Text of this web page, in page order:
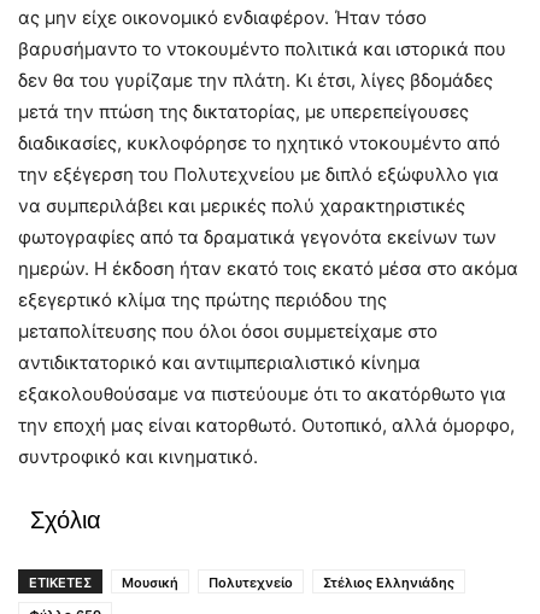
ας μην είχε οικονομικό ενδιαφέρον. Ήταν τόσο
βαρυσήμαντο το ντοκουμέντο πολιτικά και ιστορικά που
δεν θα του γυρίζαμε την πλάτη. Κι έτσι, λίγες βδομάδες
μετά την πτώση της δικτατορίας, με υπερεπείγουσες
διαδικασίες, κυκλοφόρησε το ηχητικό ντοκουμέντο από
την εξέγερση του Πολυτεχνείου με διπλό εξώφυλλο για
να συμπεριλάβει και μερικές πολύ χαρακτηριστικές
φωτογραφίες από τα δραματικά γεγονότα εκείνων των
ημερών. Η έκδοση ήταν εκατό τοις εκατό μέσα στο ακόμα
εξεγερτικό κλίμα της πρώτης περιόδου της
μεταπολίτευσης που όλοι όσοι συμμετείχαμε στο
αντιδικτατορικό και αντιιμπεριαλιστικό κίνημα
εξακολουθούσαμε να πιστεύουμε ότι το ακατόρθωτο για
την εποχή μας είναι κατορθωτό. Ουτοπικό, αλλά όμορφο,
συντροφικό και κινηματικό.
Σχόλια
ΕΤΙΚΕΤΕΣ Μουσική Πολυτεχνείο
Στέλιος Ελληνιάδης